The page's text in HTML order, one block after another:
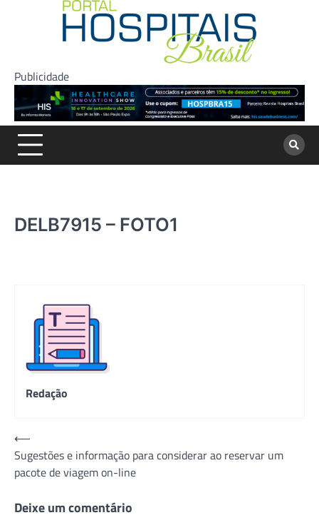
Publicidade
DELB7915 – FOTO1
Redação
Navegação
de
Post
⟵
Sugestões e informação para considerar ao reservar um
pacote de viagem on-line
Deixe um comentário